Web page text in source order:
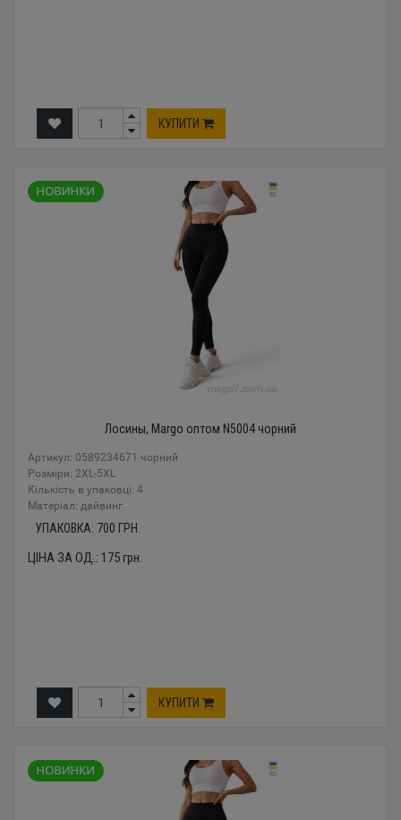
КУПИТИ
Лосины, Margo оптом N5004 чорний
Артикул: 0589234671 чорний
Розміри: 2XL-5XL
Кількість в упаковці: 4
Mатеріал: дайвинг
УПАКОВКА: 700 ГРН.
ЦІНА ЗА ОД.: 175грн.
КУПИТИ